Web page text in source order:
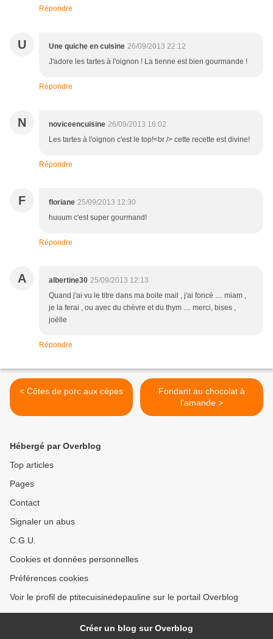
Répondre
U Une quiche en cuisine 26/09/2013 22:12
J'adore les tartes à l'oignon ! La tienne est bien gourmande !
Répondre
N noviceencuisine 26/09/2013 16:02
Les tartes à l'oignon c'est le top!<br /> cette recette est divine!
Répondre
F floriane 25/09/2013 12:30
huuum c'est super gourmand!
Répondre
A albertine30 25/09/2013 12:13
Quand j'ai vu le titre dans ma boite mail , j'ai foncé .... miam ,
je la ferai , ou avec du chèvre et du thym .... merci, bises ,
joëlle
Répondre
< Côtes de porc aux cèpes
Fondant au chocolat à
l'amande >
Hébergé par Overblog
Top articles
Pages
Contact
Signaler un abus
C.G.U.
Cookies et données personnelles
Préférences cookies
Voir le profil de ptitecuisinedepauline sur le portail Overblog
Créer un blog sur Overblog